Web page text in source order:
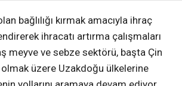
bağlılığı kırmak amacıyla ihraç
ihracatı artırma çalışmaları
meyve ve sebze sektörü, başta Çin
üzere Uzakdoğu ülkelerine